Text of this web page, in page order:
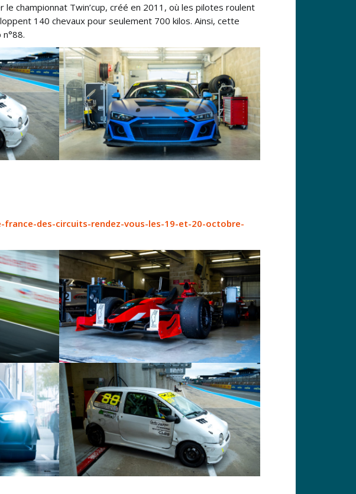
championnat Twin’cup, créé en 2011, où les pilotes roulent
140 chevaux pour seulement 700 kilos. Ainsi, cette
des-circuits-rendez-vous-les-19-et-20-octobre-